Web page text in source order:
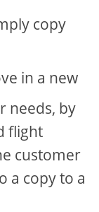
copy
in a new
needs, by
flight
customer
a copy to a